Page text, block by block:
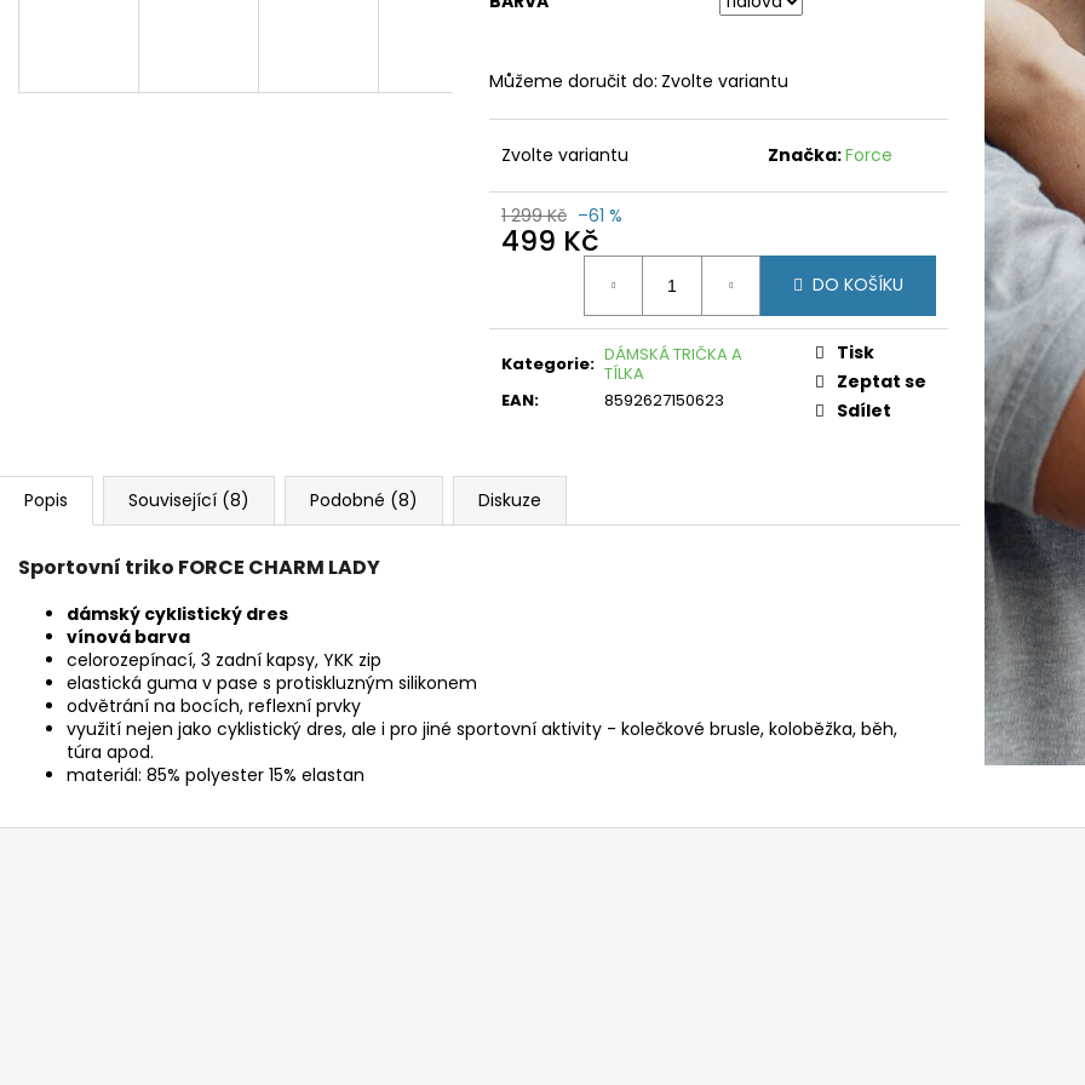
Můžeme doručit do: Zvolte variantu
Zvolte variantu Značka:Force
1 299 Kč –61 %
499 Kč
DO KOŠÍKU
Kategorie: DÁMSKÁ TRIČKA A
TÍLKA
EAN: 8592627150623
Tisk
Zeptat se
Sdílet
Popis Související (8) Podobné (8) Diskuze
Sportovní triko FORCE CHARM LADY
dámský cyklistický dres
vínová barva
celorozepínací, 3 zadní kapsy, YKK zip
elastická guma v pase s protiskluzným silikonem
odvětrání na bocích, reflexní prvky
využití nejen jako cyklistický dres, ale i pro jiné sportovní aktivity - kolečkové brusle, koloběžka, běh,
túra apod.
materiál: 85% polyester 15% elastan